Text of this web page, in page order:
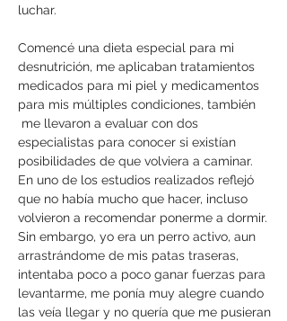
luchar.
Comencé una dieta especial para mi
desnutrición, me aplicaban tratamientos
medicados para mi piel y medicamentos
para mis múltiples condiciones, también
me llevaron a evaluar con dos
especialistas para conocer si existían
posibilidades de que volviera a caminar.
En uno de los estudios realizados reflejó
que no había mucho que hacer, incluso
volvieron a recomendar ponerme a dormir.
Sin embargo, yo era un perro activo, aun
arrastrándome de mis patas traseras,
intentaba poco a poco ganar fuerzas para
levantarme, me ponía muy alegre cuando
las veía llegar y no quería que me pusieran